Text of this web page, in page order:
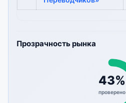
Прозрачность рынка
43%
проверено